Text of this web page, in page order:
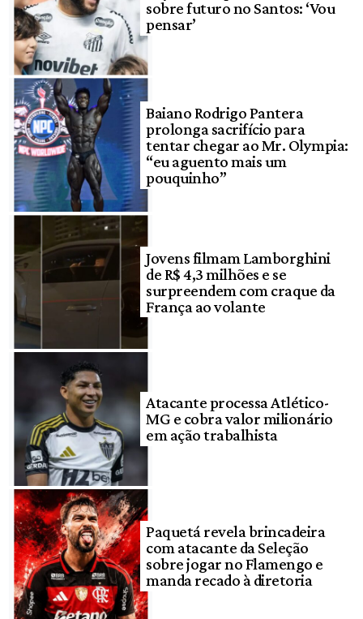
sobre futuro no Santos: ‘Vou
pensar’
Baiano Rodrigo Pantera
prolonga sacrifício para
tentar chegar ao Mr. Olympia:
“eu aguento mais um
pouquinho”
Jovens filmam Lamborghini
de R$ 4,3 milhões e se
surpreendem com craque da
França ao volante
Atacante processa Atlético-
MG e cobra valor milionário
em ação trabalhista
Paquetá revela brincadeira
com atacante da Seleção
sobre jogar no Flamengo e
manda recado à diretoria